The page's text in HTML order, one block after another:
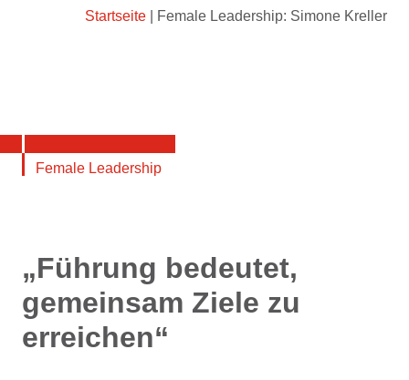
Startseite Female Leadership: Simone Kreller
Female Leadership
„Führung bedeutet,
gemeinsam Ziele zu
erreichen“